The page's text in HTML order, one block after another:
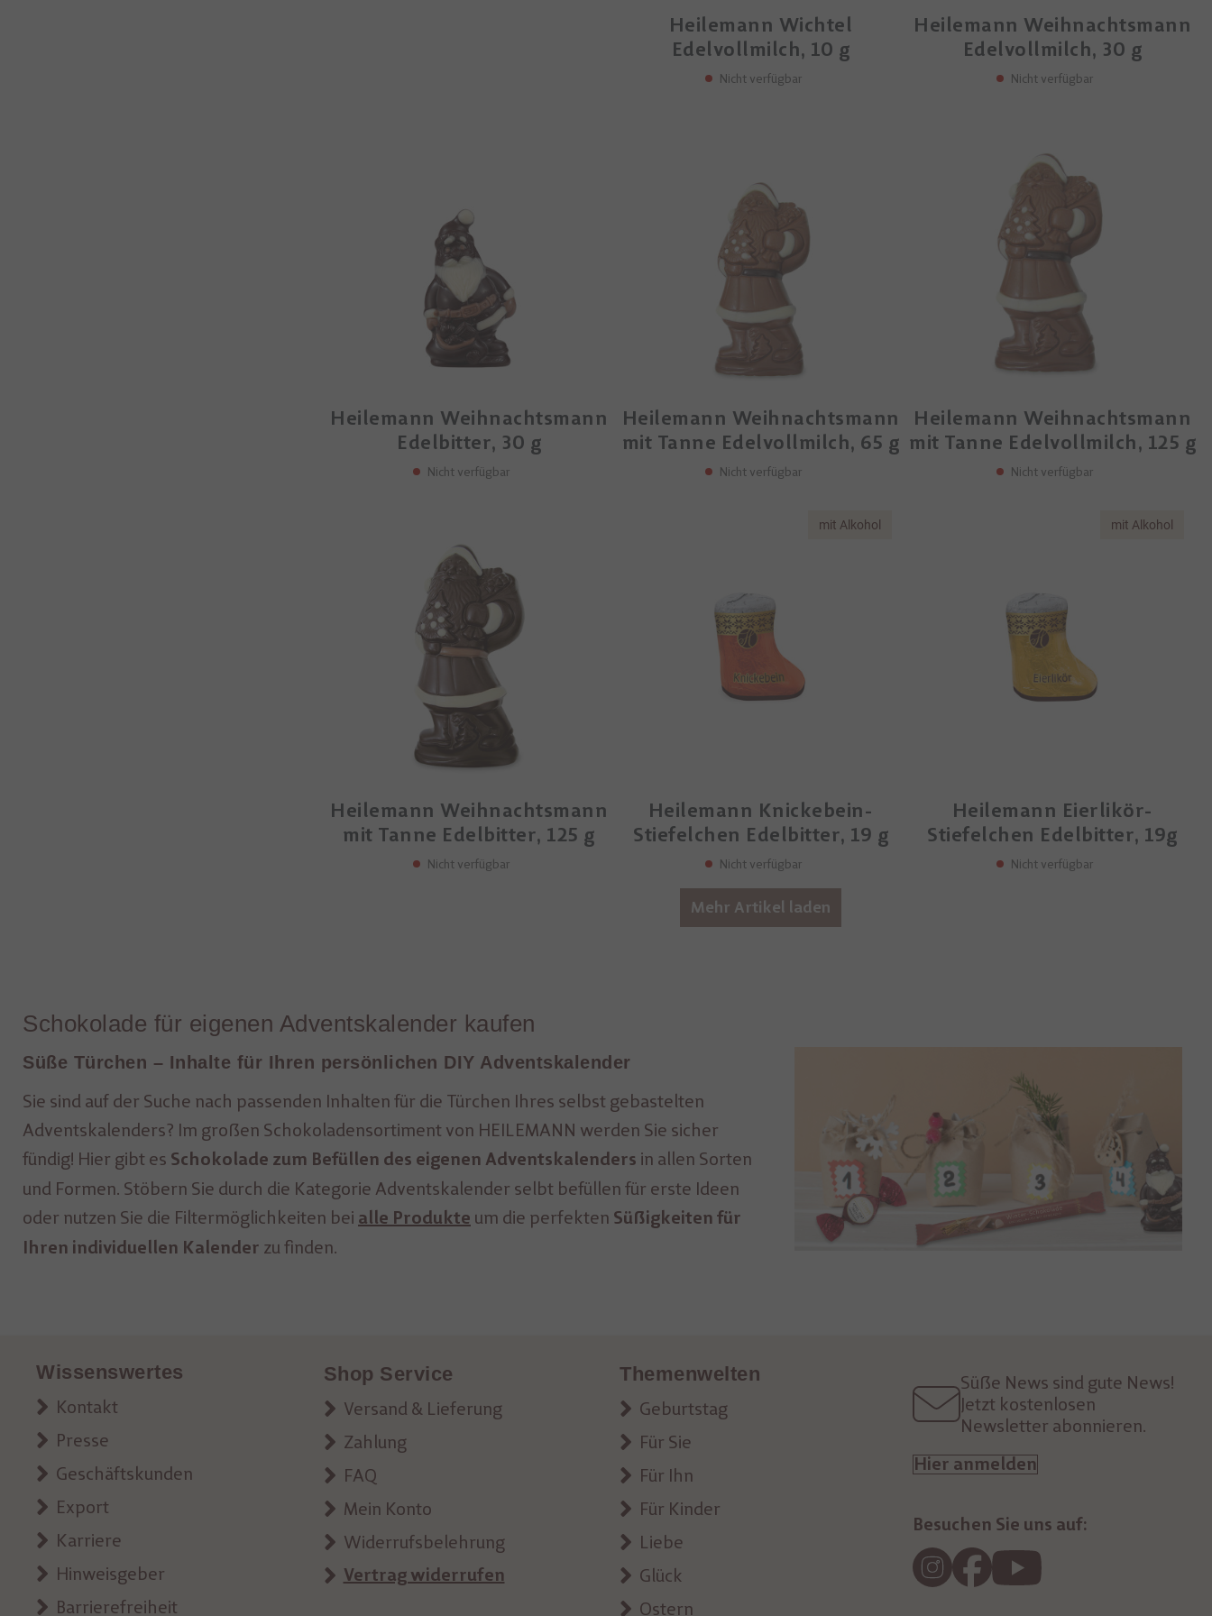
Heilemann Wichtel
Edelvollmilch, 10 g
Nicht verfügbar
Heilemann Weihnachtsmann
Edelvollmilch, 30 g
Nicht verfügbar
Heilemann Weihnachtsmann
Edelbitter, 30 g
Nicht verfügbar
Heilemann Weihnachtsmann
mit Tanne Edelvollmilch, 65 g
Nicht verfügbar
Heilemann Weihnachtsmann
mit Tanne Edelvollmilch, 125 g
Nicht verfügbar
Heilemann Weihnachtsmann
mit Tanne Edelbitter, 125 g
Nicht verfügbar
mit Alkohol
Heilemann Knickebein-
Stiefelchen Edelbitter, 19 g
Nicht verfügbar
mit Alkohol
Heilemann Eierlikör-
Stiefelchen Edelbitter, 19g
Nicht verfügbar
Mehr Artikel laden
Schokolade für eigenen Adventskalender kaufen
Süße Türchen – Inhalte für Ihren persönlichen DIY Adventskalender
Sie sind auf der Suche nach passenden Inhalten für die Türchen Ihres selbst gebastelten
Adventskalenders? Im großen Schokoladensortiment von HEILEMANN werden Sie sicher
fündig! Hier gibt es Schokolade zum Befüllen des eigenen Adventskalenders in allen Sorten
und Formen. Stöbern Sie durch die Kategorie Adventskalender selbt befüllen für erste Ideen
oder nutzen Sie die Filtermöglichkeiten bei alle Produkte um die perfekten Süßigkeiten für
Ihren individuellen Kalender zu finden.
Wissenswertes
Kontakt
Presse
Geschäftskunden
Export
Karriere
Hinweisgeber
Barrierefreiheit
Shop Service
Versand & Lieferung
Zahlung
FAQ
Mein Konto
Widerrufsbelehrung
Vertrag widerrufen
Themenwelten
Geburtstag
Für Sie
Für Ihn
Für Kinder
Liebe
Glück
Ostern
Süße News sind gute News!
Jetzt kostenlosen
Newsletter abonnieren.
Hier anmelden
Besuchen Sie uns auf: